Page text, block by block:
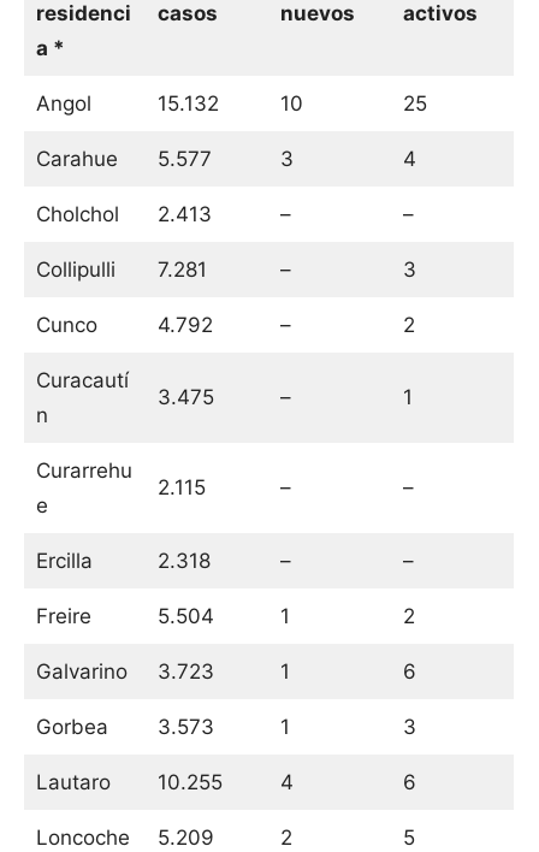
residenci
a *
casos
nuevos
activos
Angol 15.132 10 25
Carahue 5.577 3 4
Cholchol 2.413 – –
Collipulli 7.281 – 3
Cunco 4.792 – 2
Curacautí
n
3.475 – 1
Curarrehu
e
2.115 – –
Ercilla 2.318 – –
Freire 5.504 1 2
Galvarino 3.723 1 6
Gorbea 3.573 1 3
Lautaro 10.255 4 6
Loncoche 5.209 2 5